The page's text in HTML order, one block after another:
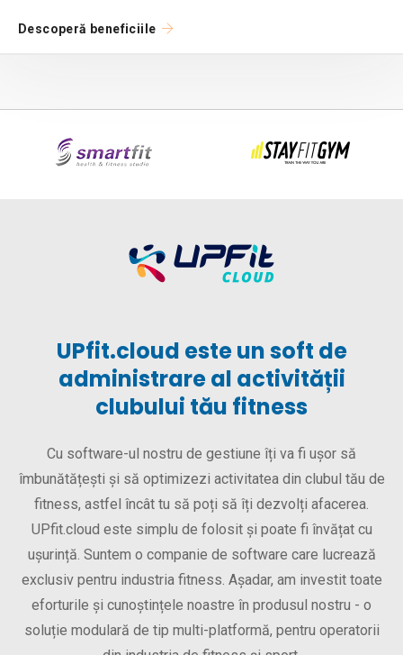
Descoperă beneficiile
UPfit.cloud este un soft de
administrare al activității
clubului tău fitness
Cu software-ul nostru de gestiune îți va fi ușor să
îmbunătățești și să optimizezi activitatea din clubul tău de
fitness, astfel încât tu să poți să îți dezvolți afacerea.
UPfit.cloud este simplu de folosit și poate fi învățat cu
ușurință. Suntem o companie de software care lucrează
exclusiv pentru industria fitness. Așadar, am investit toate
eforturile și cunoștințele noastre în produsul nostru - o
soluție modulară de tip multi-platformă, pentru operatorii